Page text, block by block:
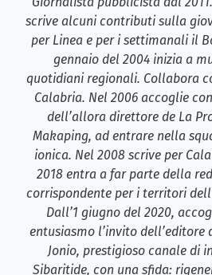
scrive alcuni contributi sulla
per Linea e per i settimanali il
gennaio del 2004 inizia a
quotidiani regionali. Collabora
Calabria. Nel 2006 accoglie
dell’allora direttore de La
Makaping, ad entrare nella
ionica. Nel 2008 scrive per
2018 entra a far parte della
corrispondente per i territori
Dall’1 giugno del 2020,
entusiasmo l’invito dell’editore
Jonio, prestigioso canale di
Sibaritide, con una sfida: